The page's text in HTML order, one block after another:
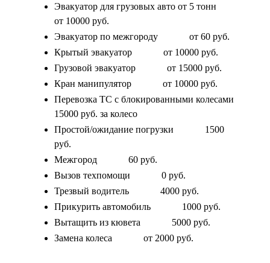
Эвакуатор для грузовых авто от 5 тонн
от 10000 руб.
Эвакуатор по межгороду
от 60 руб.
Крытый эвакуатор
от 10000 руб.
Грузовой эвакуатор
от 15000 руб.
Кран манипулятор
от 10000 руб.
Перевозка ТС с блокированными колесами
15000 руб. за колесо
Простой/ожидание погрузки
1500
руб.
Межгород
60 руб.
Вызов техпомощи
0 руб.
Трезвый водитель
4000 руб.
Прикурить автомобиль
1000 руб.
Вытащить из кювета
5000 руб.
Замена колеса
от 2000 руб.